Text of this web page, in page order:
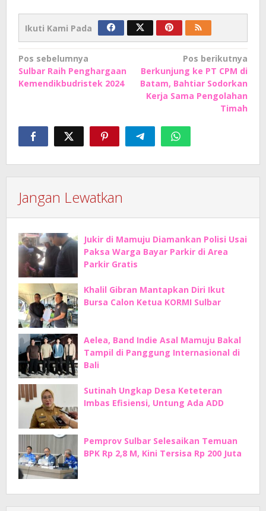
Ikuti Kami Pada
Navigasi
pos
Pos sebelumnya
Sulbar Raih Penghargaan
Kemendikbudristek 2024
Pos berikutnya
Berkunjung ke PT CPM di
Batam, Bahtiar Sodorkan
Kerja Sama Pengolahan
Timah
Jangan Lewatkan
Jukir di Mamuju Diamankan Polisi Usai
Paksa Warga Bayar Parkir di Area
Parkir Gratis
Khalil Gibran Mantapkan Diri Ikut
Bursa Calon Ketua KORMI Sulbar
Aelea, Band Indie Asal Mamuju Bakal
Tampil di Panggung Internasional di
Bali
Sutinah Ungkap Desa Keteteran
Imbas Efisiensi, Untung Ada ADD
Pemprov Sulbar Selesaikan Temuan
BPK Rp 2,8 M, Kini Tersisa Rp 200 Juta